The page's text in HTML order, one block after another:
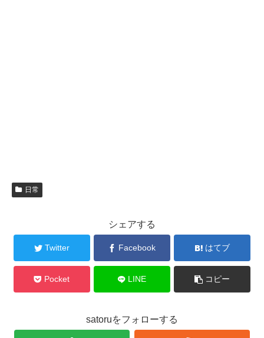
日常
シェアする
Twitter Facebook はてブ
Pocket LINE コピー
satoruをフォローする